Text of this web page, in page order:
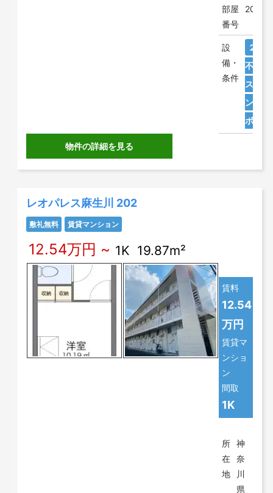
部屋
番号
203
設
備・
条件
２人
不要
ス・
ン
ボック
物件の詳細を見る
レオパレス麻生川 202
敷礼無料 賃貸マンション
12.54万円 ~ 1K 19.87m²
賃料
12.54
万円
賃貸マ
ンショ
ン
間取
1K
所
在
地
神
奈
川
県